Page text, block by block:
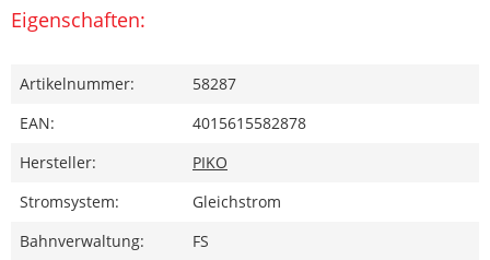
Eigenschaften:
Artikelnummer:
58287
EAN:
4015615582878
Hersteller:
PIKO
Stromsystem:
Gleichstrom
Bahnverwaltung:
FS